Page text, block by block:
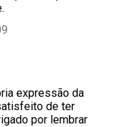
expressão da
de ter
por lembrar